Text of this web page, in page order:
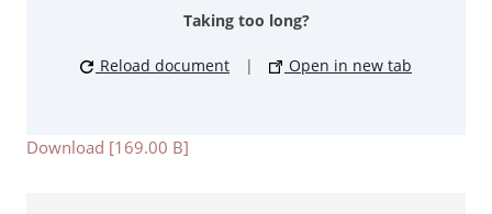
Taking too long?
Reload document | Open in new tab
Download [169.00 B]